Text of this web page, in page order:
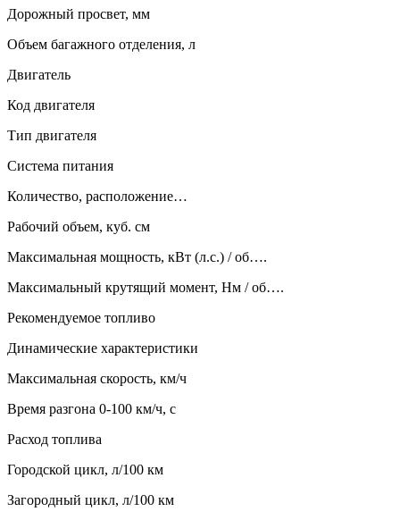
Дорожный просвет, мм
Объем багажного отделения, л
Двигатель
Код двигателя
Тип двигателя
Система питания
Количество, расположение…
Рабочий объем, куб. см
Максимальная мощность, кВт (л.с.) / об….
Максимальный крутящий момент, Нм / об….
Рекомендуемое топливо
Динамические характеристики
Максимальная скорость, км/ч
Время разгона 0-100 км/ч, с
Расход топлива
Городской цикл, л/100 км
Загородный цикл, л/100 км